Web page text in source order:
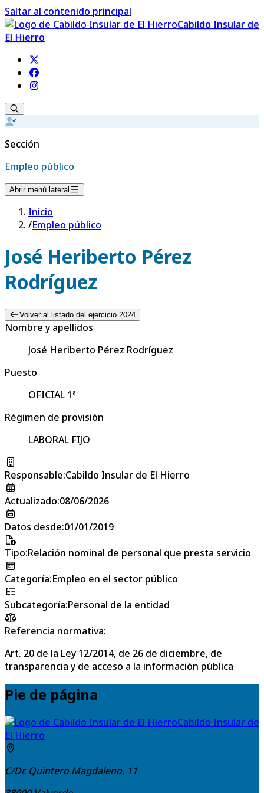
Saltar al contenido principal
Cabildo Insular de
El Hierro
Sección
Empleo público
Abrir menú lateral
Inicio
/Empleo público
José Heriberto Pérez
Rodríguez
Volver al listado del ejercicio 2024
Nombre y apellidos
José Heriberto Pérez Rodríguez
Puesto
OFICIAL 1ª
Régimen de provisión
LABORAL FIJO
Responsable:Cabildo Insular de El Hierro
Actualizado:08/06/2026
Datos desde:01/01/2019
Tipo:Relación nominal de personal que presta servicio
Categoría:Empleo en el sector público
Subcategoría:Personal de la entidad
Referencia normativa:
Art. 20 de la Ley 12/2014, de 26 de diciembre, de
transparencia y de acceso a la información pública
Pie de página
Cabildo Insular de
El Hierro
C/Dr. Quintero Magdaleno, 11